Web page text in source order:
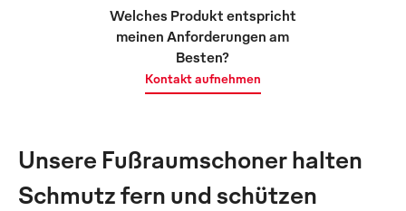
Welches Produkt entspricht
meinen Anforderungen am
Besten?
Kontakt aufnehmen
Unsere Fußraumschoner halten
Schmutz fern und schützen